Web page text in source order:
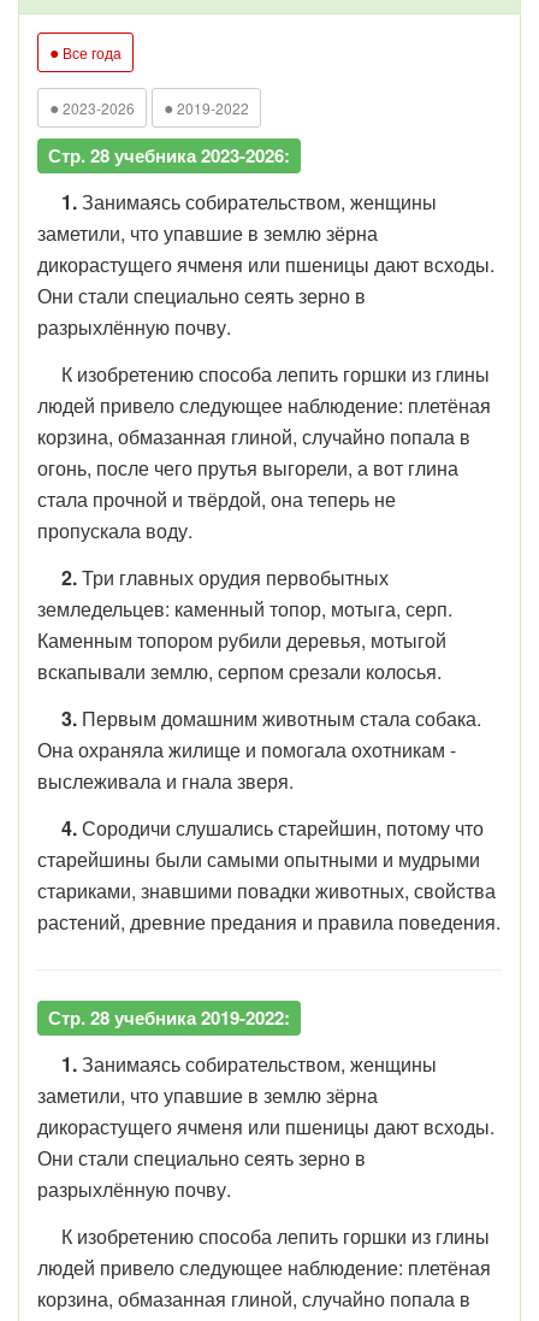
● Все года
● 2023-2026 ● 2019-2022
Стр. 28 учебника 2023-2026:
1.Занимаясь собирательством, женщины
заметили, что упавшие в землю зёрна
дикорастущего ячменя или пшеницы дают всходы.
Они стали специально сеять зерно в
разрыхлённую почву.
К изобретению способа лепить горшки из глины
людей привело следующее наблюдение: плетёная
корзина, обмазанная глиной, случайно попала в
огонь, после чего прутья выгорели, а вот глина
стала прочной и твёрдой, она теперь не
пропускала воду.
2.Три главных орудия первобытных
земледельцев: каменный топор, мотыга, серп.
Каменным топором рубили деревья, мотыгой
вскапывали землю, серпом срезали колосья.
3. Первым домашним животным стала собака.
Она охраняла жилище и помогала охотникам -
выслеживала и гнала зверя.
4.Сородичи слушались старейшин, потому что
старейшины были самыми опытными и мудрыми
стариками, знавшими повадки животных, свойства
растений, древние предания и правила поведения.
Стр. 28 учебника 2019-2022:
1.Занимаясь собирательством, женщины
заметили, что упавшие в землю зёрна
дикорастущего ячменя или пшеницы дают всходы.
Они стали специально сеять зерно в
разрыхлённую почву.
К изобретению способа лепить горшки из глины
людей привело следующее наблюдение: плетёная
корзина, обмазанная глиной, случайно попала в